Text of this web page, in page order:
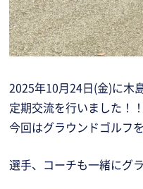
2025年10月24日(金)に木
定期交流を行いました！！
今回はグラウンドゴルフ
選手、コーチも一緒にグ